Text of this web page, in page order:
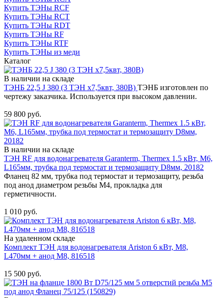
Купить ТЭНы RCF
Купить ТЭНы RCT
Купить ТЭНы RDT
Купить ТЭНы RF
Купить ТЭНы RTF
Купить ТЭНы из меди
Каталог
В наличии на складе
ТЭНБ 22,5 J 380 (3 ТЭН х7,5квт, 380В) ТЭНБ изготовлен по
чертежу заказчика. Используется при высоком давлении.
59 800 руб.
В наличии на складе
ТЭН RF для водонагревателя Garanterm, Thermex 1.5 кВт, М6,
L165мм, трубка под термостат и термозащиту D8мм, 20182
Фланец 82 мм, трубка под термостат и термозащиту, резьба
под анод диаметром резьбы M4, прокладка для
герметичности.
1 010 руб.
На удаленном складе
Комплект ТЭН для водонагревателя Ariston 6 кВт, М8,
L470мм + анод М8, 816518
15 500 руб.